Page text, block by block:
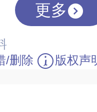
更多
/删除 版权声